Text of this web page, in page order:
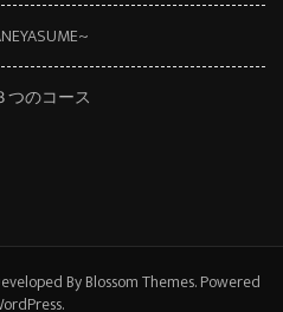
つのコース
ByBlossom Themes. Powered
.